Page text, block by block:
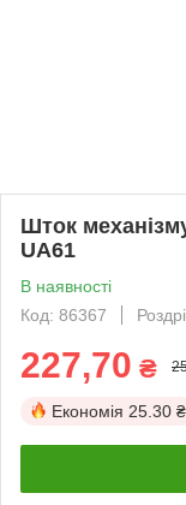
Шток
UA61
В наявності
Код: 86367
227,70 ₴
Економія 25.30 ₴